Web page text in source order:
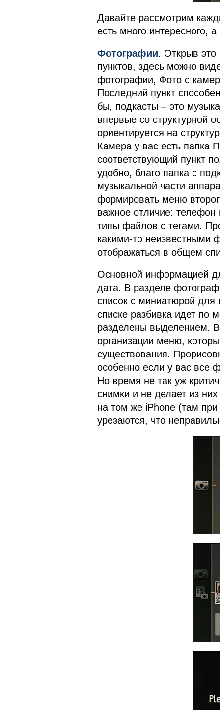
Давайте рассмотрим
есть много интересного,
Фотографии. Открыв это
пунктов, здесь можно
фотографии, Фото с
Последний пункт
бы, подкасты – это
впервые со структурной
ориентируется на
Камера у вас есть папка
соответствующий пункт
удобно, благо папка с
музыкальной части
формировать меню
важное отличие: телефон
типы файлов с тегами.
какими-то неизвестными
отображаться в общем
Основной информацией
дата. В разделе
список с миниатюрой
списке разбивка идет по
разделены выделением.
организации меню,
существования.
особенно если у вас все
Но время не так уж
снимки и не делает из
на том же iPhone (там
урезаются, что